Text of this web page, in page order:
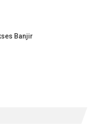
Banjir